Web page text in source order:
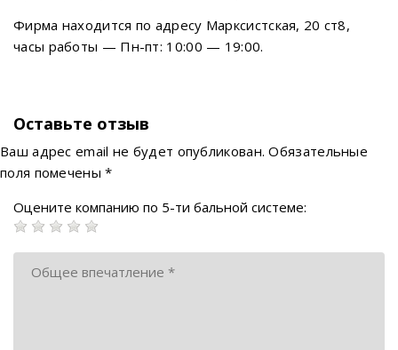
Фирма находится по адресу Марксистская, 20 ст8,
часы работы — Пн-пт: 10:00 — 19:00.
Оставьте отзыв
Ваш адрес email не будет опубликован. Обязательные
поля помечены*
Оцените компанию по 5-ти бальной системе: